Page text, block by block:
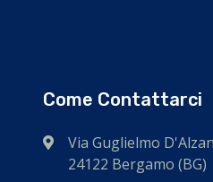
Come Contattarci
Via Guglielmo
24122 Bergamo (BG)